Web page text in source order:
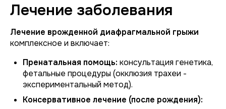
Лечение заболевания
Лечение врожденной диафрагмальной грыжи
комплексное и включает:
Пренатальная помощь: консультация генетика,
фетальные процедуры (окклюзия трахеи -
экспериментальный метод).
Консервативное лечение (после рождения):